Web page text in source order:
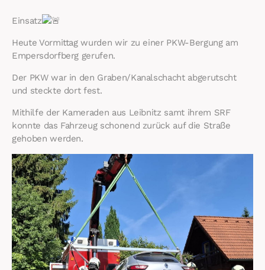
Einsatz
Heute Vormittag wurden wir zu einer PKW-Bergung am
Empersdorfberg gerufen.
Der PKW war in den Graben/Kanalschacht abgerutscht
und steckte dort fest.
Mithilfe der Kameraden aus Leibnitz samt ihrem SRF
konnte das Fahrzeug schonend zurück auf die Straße
gehoben werden.